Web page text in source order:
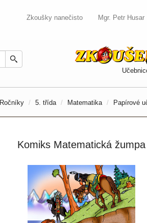
Zkoušky nanečisto Mgr. Petr Husar
Ročníky 5. třída Matematika Papírové
Komiks Matematická